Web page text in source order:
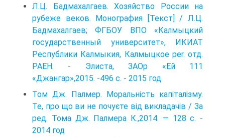
Л.Ц. Бадмахалгаев. Хозяйство России на
рубеже веков. Монография [Текст] / Л.Ц.
Бадма­халгаев; ФГБОУ ВПО «Калмыцкий
государственный университет», ИКИАТ
Республики Калмыкия, Калмыцкое per. отд.
РАЕН. - Элиста, ЗАОр «Ей 111
«Джангар»,2015. -496 с. - 2015 год
Том Дж. Палмер. Моральність капіталізму.
Те, про що ви не почуєте від викладачів / За
ред. Тома Дж. Палмера К.,2014. — 128 с. -
2014 год